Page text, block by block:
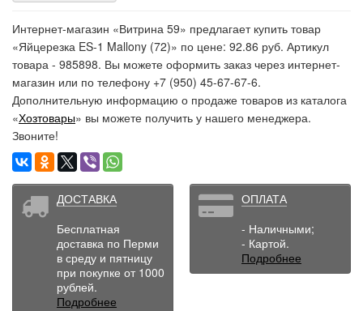
Интернет-магазин «Витрина 59» предлагает купить товар
«Яйцерезка ES-1 Mallony (72)» по цене: 92.86 руб. Артикул
товара - 985898. Вы можете оформить заказ через интернет-
магазин или по телефону +7 (950) 45-67-67-6.
Дополнительную информацию о продаже товаров из каталога
«Хозтовары» вы можете получить у нашего менеджера.
Звоните!
ДОСТАВКА
Бесплатная
доставка по Перми
в среду и пятницу
при покупке от 1000
рублей.
Подробнее
ОПЛАТА
- Наличными;
- Картой.
Подробнее